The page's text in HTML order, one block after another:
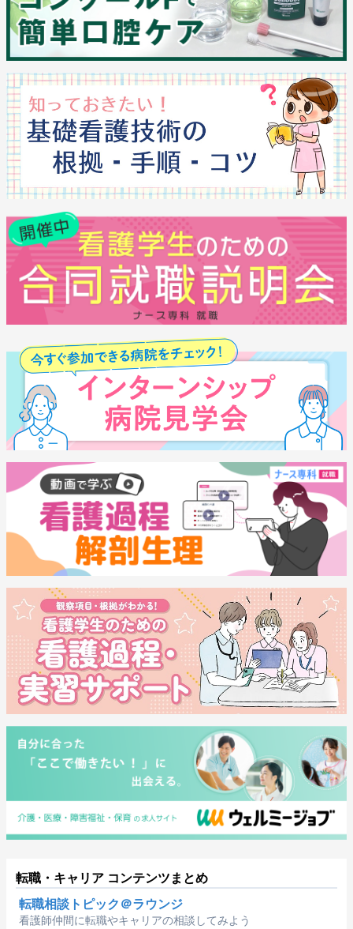
転職・キャリア コンテンツまとめ
転職相談トピック＠ラウンジ
看護師仲間に転職やキャリアの相談してみよう